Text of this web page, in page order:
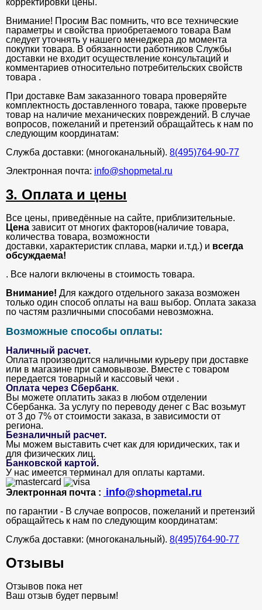
корректировки цены.
Внимание! Просим Вас помнить, что все технические
параметры и свойства приобретаемого товара Вам
следует уточнять у нашего менеджера до момента
покупки товара. В обязанности работников Службы
доставки не входит осуществление консультаций и
комментариев относительно потребительских свойств
товара .
При доставке Вам заказанного товара проверяйте
комплектность доставленного товара, также проверьте
товар на наличие механических повреждений. В случае
вопросов, пожеланий и претензий обращайтесь к нам по
следующим координатам:
Служба доставки: (многоканальный). 8(495)764-90-77
Электронная почта: info@shopmetal.ru
3. Оплата и цены
Все цены, приведённые на сайте, приблизительные.
Цена зависит от многих факторов(наличие товара,
количества товара, возможности
доставки, характеристик сплава, марки и.т.д.) и всегда
обсуждаема!
. Все налоги включены в стоимость товара.
Внимание! Для каждого отдельного заказа возможен
только один способ оплаты на ваш выбор. Оплата заказа
по частям различными способами невозможна.
Возможные способы оплаты:
Наличный расчет.
Оплата производится наличными курьеру при доставке
или в магазине при самовывозе. Вместе с товаром
передается товарный и кассовый чеки .
Оплата через Сбербанк.
Вы можете оплатить заказ в любом отделении
Сбербанка. За услугу по переводу денег с Вас возьмут
от 3 до 7% от стоимости заказа, в зависимости от
региона.
Безналичный расчет.
Мы можем выставить счет как для юридических, так и
для физических лиц.
Банковской картой.
У нас имеется терминал для оплаты картами.
Электронная почта : info@shopmetal.ru
по гарантии - В случае вопросов, пожеланий и претензий
обращайтесь к нам по следующим координатам:
Служба доставки: (многоканальный). 8(495)764-90-77
Отзывы
Отзывов пока нет
Ваш отзыв будет первым!